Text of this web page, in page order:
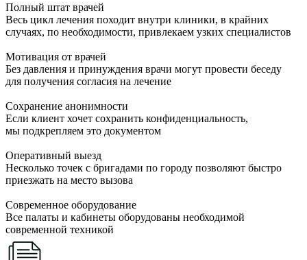
Полный штат врачей
Весь цикл лечения походит внутри клиники, в крайних
случаях, по необходимости, привлекаем узких специалистов
Мотивация от врачей
Без давления и принуждения врачи могут провести беседу
для получения согласия на лечение
Сохранение анонимности
Если клиент хочет сохранить конфиденциальность,
мы подкрепляем это документом
Оперативный выезд
Несколько точек с бригадами по городу позволяют быстро
приезжать на место вызова
Современное оборудование
Все палаты и кабинеты оборудованы необходимой
современной техникой